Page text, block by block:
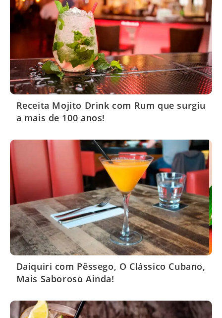
Receita Mojito Drink com Rum que surgiu
a mais de 100 anos!
Daiquiri com Pêssego, O Clássico Cubano,
Mais Saboroso Ainda!